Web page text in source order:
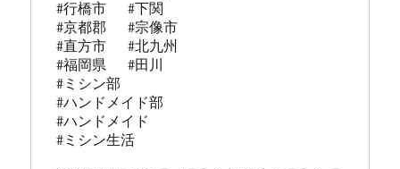
#行橋市   #下関
#京都郡   #宗像市
#直方市   #北九州
#福岡県   #田川
#ミシン部
#ハンドメイド部
#ハンドメイド
#ミシン生活